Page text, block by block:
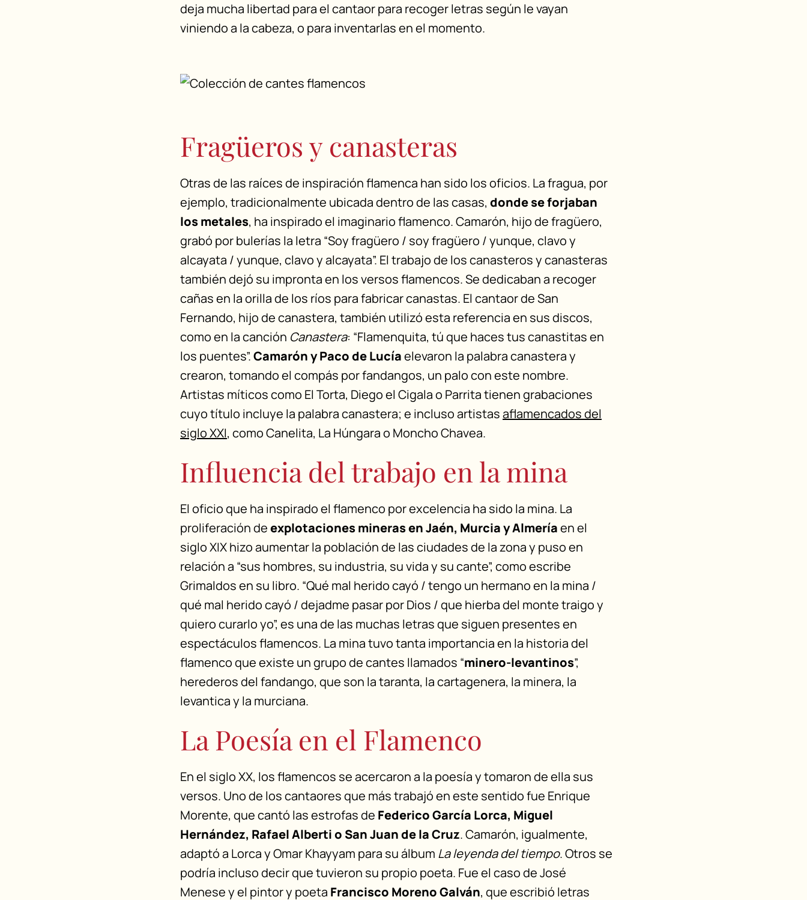
deja mucha libertad para el cantaor para recoger letras según le vayan
viniendo a la cabeza, o para inventarlas en el momento.
Fragüeros y canasteras
Otras de las raíces de inspiración flamenca han sido los oficios. La fragua, por
ejemplo, tradicionalmente ubicada dentro de las casas, donde se forjaban
los metales, ha inspirado el imaginario flamenco. Camarón, hijo de fragüero,
grabó por bulerías la letra “Soy fragüero / soy fragüero / yunque, clavo y
alcayata / yunque, clavo y alcayata”. El trabajo de los canasteros y canasteras
también dejó su impronta en los versos flamencos. Se dedicaban a recoger
cañas en la orilla de los ríos para fabricar canastas. El cantaor de San
Fernando, hijo de canastera, también utilizó esta referencia en sus discos,
como en la canción Canastera: “Flamenquita, tú que haces tus canastitas en
los puentes”.Camarón y Paco de Lucíaelevaron la palabra canastera y
crearon, tomando el compás por fandangos, un palo con este nombre.
Artistas míticos como El Torta, Diego el Cigala o Parrita tienen grabaciones
cuyo título incluye la palabra canastera; e incluso artistasaflamencados del
siglo XXI, como Canelita, La Húngara o Moncho Chavea.
Influencia del trabajo en la mina
El oficio que ha inspirado el flamenco por excelencia ha sido la mina. La
proliferación deexplotaciones mineras en Jaén, Murcia y Almeríaen el
siglo XIX hizo aumentar la población de las ciudades de la zona y puso en
relación a “sus hombres, su industria, su vida y su cante”, como escribe
Grimaldos en su libro. “Qué mal herido cayó / tengo un hermano en la mina /
qué mal herido cayó / dejadme pasar por Dios / que hierba del monte traigo y
quiero curarlo yo”, es una de las muchas letras que siguen presentes en
espectáculos flamencos. La mina tuvo tanta importancia en la historia del
flamenco que existe un grupo de cantes llamados “minero-levantinos”,
herederos del fandango, que son la taranta, la cartagenera, la minera, la
levantica y la murciana.
La Poesía en el Flamenco
En el siglo XX, los flamencos se acercaron a la poesía y tomaron de ella sus
versos. Uno de los cantaores que más trabajó en este sentido fue Enrique
Morente, que cantó las estrofas de Federico García Lorca, Miguel
Hernández, Rafael Alberti o San Juan de la Cruz. Camarón, igualmente,
adaptó a Lorca y Omar Khayyam para su álbum La leyenda del tiempo. Otros se
podría incluso decir que tuvieron su propio poeta. Fue el caso de José
Menese y el pintor y poeta Francisco Moreno Galván, que escribió letras